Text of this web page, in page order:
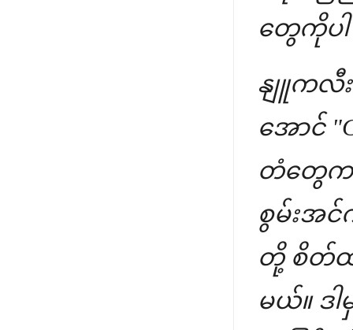
တွေကိုပါ
နျူကလီး
အောင်
တံတွေက
စွမ်းအင်
တို့ စိတ်ထဲ
မယ်။ ဒါ